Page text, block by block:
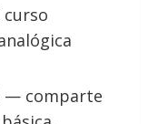
— comparte